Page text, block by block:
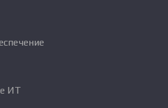
ИТ